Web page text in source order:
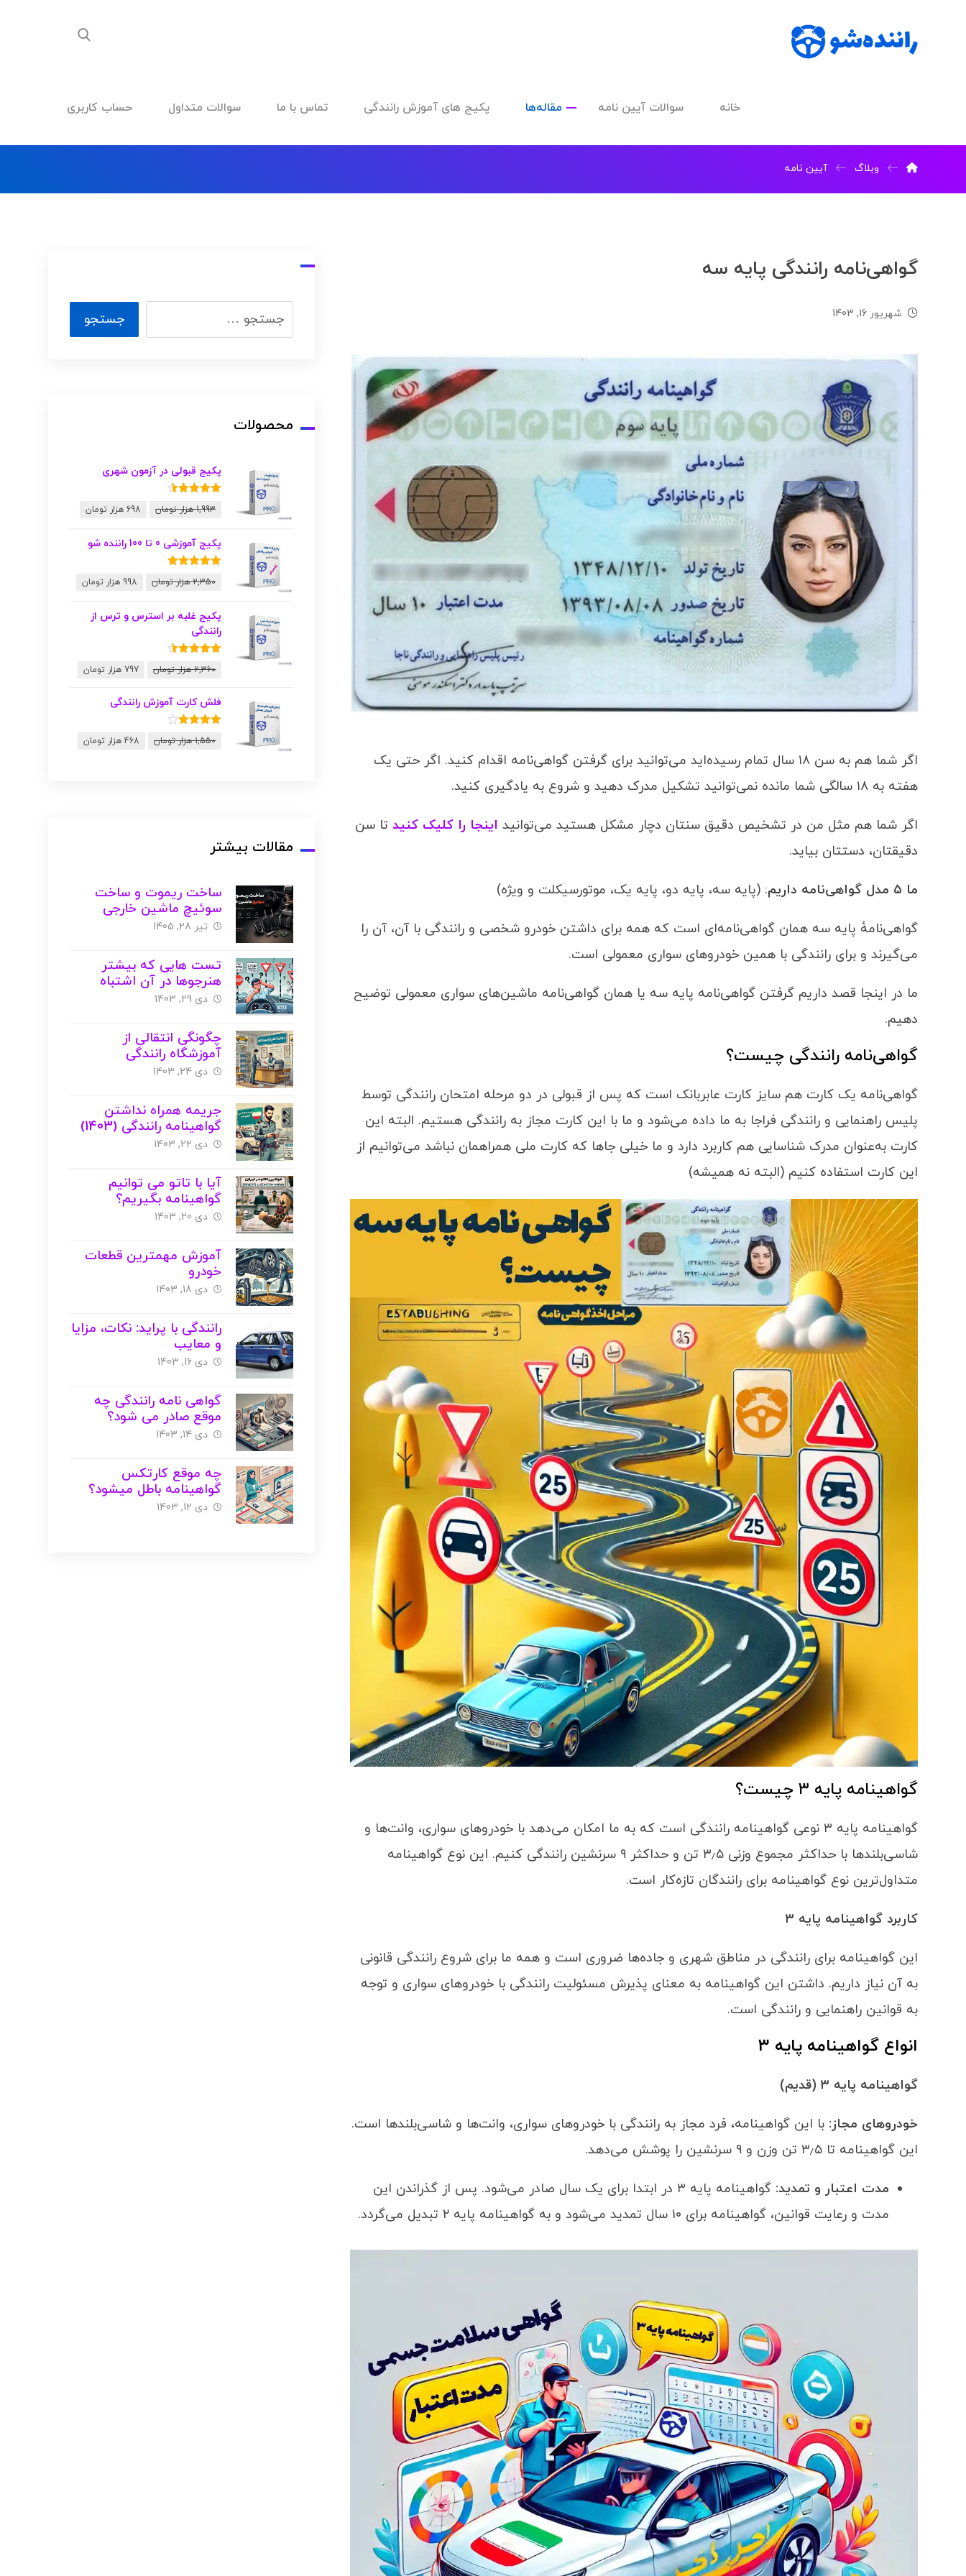
خانه سوالات آیین نامه مقاله‌ها پکیج های آموزش رانندگی تماس با ما سوالات متداول حساب کاربری
وبلاگ آیین نامه
گواهی‌نامه رانندگی پایه سه
شهریور 16, 1403
اگر شما هم به سن ۱۸ سال تمام رسیده‌اید می‌توانید برای گرفتن گواهی‌نامه اقدام کنید. اگر حتی یک
هفته به ۱۸ سالگی شما مانده نمی‌توانید تشکیل مدرک دهید و شروع به یادگیری کنید.
اگر شما هم مثل من در تشخیص دقیق سنتان دچار مشکل هستید می‌توانید اینجا را کلیک کنید تا سن
دقیقتان، دستتان بیاید.
ما ۵ مدل گواهی‌نامه داریم : (پایه سه، پایه دو، پایه یک، موتورسیکلت و ویژه)
گواهی‌نامهٔ پایه سه همان گواهی‌نامه‌ای است که همه برای داشتن خودرو شخصی و رانندگی با آن، آن را
می‌گیرند و برای رانندگی با همین خودروهای سواری معمولی است.
ما در اینجا قصد داریم گرفتن گواهی‌نامه پایه سه یا همان گواهی‌نامه ماشین‌های سواری معمولی توضیح
دهیم.
گواهی‌نامه رانندگی چیست؟
گواهی‌نامه یک کارت هم سایز کارت عابربانک است که پس از قبولی در دو مرحله امتحان رانندگی توسط
پلیس راهنمایی و رانندگی فراجا به ما داده می‌شود و ما با این کارت مجاز به رانندگی هستیم. البته این
کارت به‌عنوان مدرک شناسایی هم کاربرد دارد و ما خیلی جاها که کارت ملی همراهمان نباشد می‌توانیم از
این کارت استفاده کنیم (البته نه همیشه)
گواهینامه پایه ۳ چیست؟
گواهینامه پایه ۳ نوعی گواهینامه رانندگی است که به ما امکان می‌دهد با خودروهای سواری، وانت‌ها و
شاسی‌بلندها با حداکثر مجموع وزنی ۳٫۵ تن و حداکثر ۹ سرنشین رانندگی کنیم. این نوع گواهینامه
متداول‌ترین نوع گواهینامه برای رانندگان تازه‌کار است.
کاربرد گواهینامه پایه ۳
این گواهینامه برای رانندگی در مناطق شهری و جاده‌ها ضروری است و همه ما برای شروع رانندگی قانونی
به آن نیاز داریم. داشتن این گواهینامه به معنای پذیرش مسئولیت رانندگی با خودروهای سواری و توجه
به قوانین راهنمایی و رانندگی است.
انواع گواهینامه پایه ۳
گواهینامه پایه ۳ ( قدیم)
خودروهای مجاز: با این گواهینامه، فرد مجاز به رانندگی با خودروهای سواری، وانت‌ها و شاسی‌بلندها است.
این گواهینامه تا ۳٫۵ تن وزن و ۹ سرنشین را پوشش می‌دهد.
مدت اعتبار و تمدید:
گواهینامه پایه ۳ در ابتدا برای یک سال صادر می‌شود. پس از گذراندن این
مدت و رعایت قوانین، گواهینامه برای ۱۰ سال تمدید می‌شود و به گواهینامه پایه ۲ تبدیل می‌گردد.
محصولات
پکیج قبولی در آزمون شهری
از 5
1,993 هزار تومان 698 هزار تومان
پکیج آموزشی 0 تا 100 راننده شو
از 5
2,350 هزار تومان 998 هزار تومان
پکیج غلبه بر استرس و ترس از
رانندگی
از 5
2,360 هزار تومان 797 هزار تومان
فلش کارت آموزش رانندگی
از 5
1,550 هزار تومان 468 هزار تومان
مقالات بیشتر
ساخت ریموت و ساخت
سوئیچ ماشین خارجی
تیر 28, 1405
تست هایی که بیشتر
هنرجوها در آن اشتباه
می‌کنند!
دی 29, 1403
چگونگی انتقالی از
آموزشگاه رانندگی
دی 24, 1403
جریمه همراه نداشتن
گواهینامه رانندگی (1403)
دی 22, 1403
آیا با تاتو می توانیم
گواهینامه بگیریم؟
دی 20, 1403
آموزش مهمترین قطعات
خودرو
دی 18, 1403
رانندگی با پراید: نکات، مزایا
و معایب
دی 16, 1403
گواهی نامه رانندگی چه
موقع صادر می شود؟
دی 14, 1403
چه موقع کارتکس
گواهینامه باطل میشود؟
دی 12, 1403